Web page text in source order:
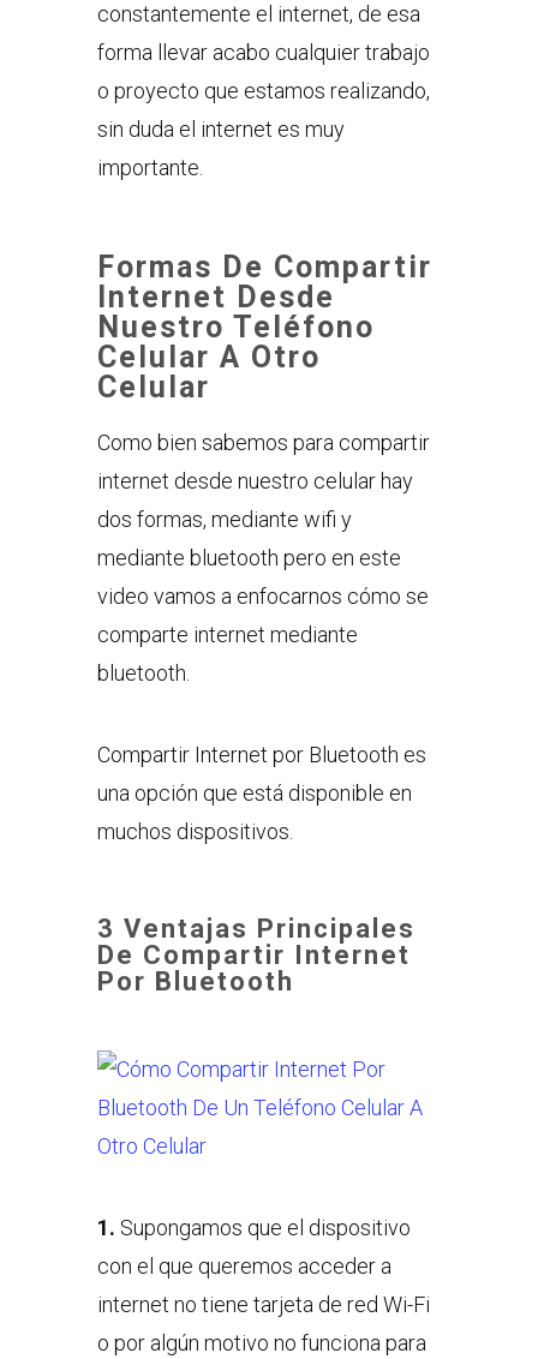
constantemente el internet, de esa
forma llevar acabo cualquier trabajo
o proyecto que estamos realizando,
sin duda el internet es muy
importante.
Formas De Compartir
Internet Desde
Nuestro Teléfono
Celular A Otro
Celular
Como bien sabemos para compartir
internet desde nuestro celular hay
dos formas, mediante wifi y
mediante bluetooth pero en este
video vamos a enfocarnos cómo se
comparte internet mediante
bluetooth.
Compartir Internet por Bluetooth es
una opción que está disponible en
muchos dispositivos.
3 Ventajas Principales
De Compartir Internet
Por Bluetooth
1. Supongamos que el dispositivo
con el que queremos acceder a
internet no tiene tarjeta de red Wi-Fi
o por algún motivo no funciona para